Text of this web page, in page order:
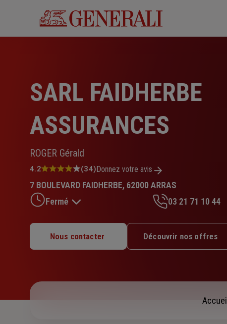
SARL FAIDHERBE
ASSURANCES
ROGER Gérald
Note
4.2
sur
5
4.2 (34)Donnez votre avis
7 BOULEVARD FAIDHERBE, 62000 ARRAS
Fermé
Lundi : 09h – 12h / 14h – 18h
Mardi : 09h – 12h / 14h – 18h
Vendredi : 09h – 12h / 14h – 18h
03 21 71 10 44
Nous contacter Découvrir nos offres
Accueil